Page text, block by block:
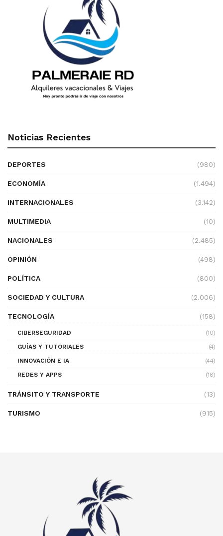
Noticias Recientes
DEPORTES (980)
ECONOMÍA (1.494)
INTERNACIONALES (3.142)
MULTIMEDIA (10)
NACIONALES (2.485)
OPINIÓN (498)
POLÍTICA (800)
SOCIEDAD Y CULTURA (2.006)
TECNOLOGÍA (158)
CIBERSEGURIDAD
(10)
GUÍAS Y TUTORIALES
(4)
INNOVACIÓN E IA
(44)
REDES Y APPS
(18)
TRÁNSITO Y TRANSPORTE (13)
TURISMO (915)